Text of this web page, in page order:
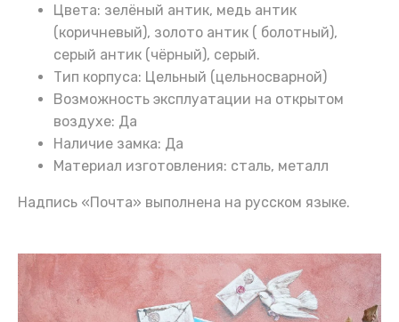
Цвета: зелёный антик, медь антик
(коричневый), золото антик ( болотный),
серый антик (чёрный), серый.
Тип корпуса: Цельный (цельносварной)
Возможность эксплуатации на открытом
воздухе: Да
Наличие замка: Да
Материал изготовления: сталь, металл
Надпись «Почта» выполнена на русском языке.